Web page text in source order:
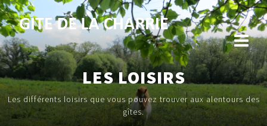
LES LOISIRS
Les différents loisirs que vous pouvez trouver aux alentours des
gîtes.